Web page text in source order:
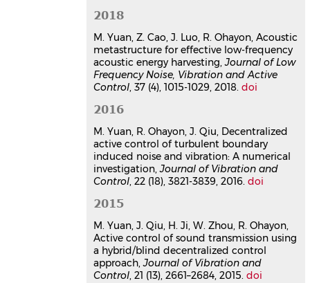
2018
M. Yuan, Z. Cao, J. Luo, R. Ohayon, Acoustic
metastructure for effective low-frequency
acoustic energy harvesting,Journal of Low
Frequency Noise, Vibration and Active
Control, 37 (4), 1015-1029, 2018.doi
2016
M. Yuan, R. Ohayon, J. Qiu, Decentralized
active control of turbulent boundary
induced noise and vibration: A numerical
investigation,Journal of Vibration and
Control, 22 (18), 3821-3839, 2016.doi
2015
M. Yuan, J. Qiu, H. Ji, W. Zhou, R. Ohayon,
Active control of sound transmission using
a hybrid/blind decentralized control
approach,Journal of Vibration and
Control, 21 (13), 2661–2684, 2015.doi